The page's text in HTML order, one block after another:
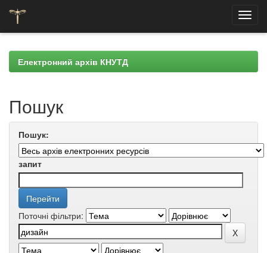
navigationЕлектронний архів КНУТД
Пошук
Пошук:
запит
Поточні фільтри: